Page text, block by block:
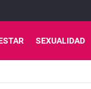
SEXUALIDAD